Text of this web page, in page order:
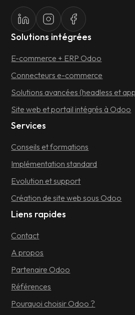
Solutions intégrées
E-commerce + ERP Odoo
Connecteurs e-commerce
Solutions avancées (headless et
Site web et portail intégrés à Odoo
Services
Conseils et formations
Implémentation standard
Evolution et support
Création de site web sous Odoo
Liens rapides
Contact
A propos
Partenaire Odoo
Références
Pourquoi choisir Odoo ?